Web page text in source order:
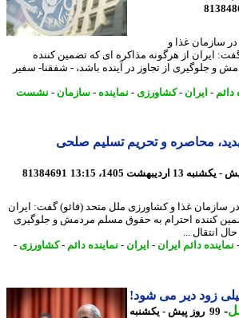
غذا و
از هرگونه مذاکره ای که تضمین کننده
از تجاوز در آینده باشد، - شفقنا- سفیر
- ایران - کشاورزی- نماینده-سازمان -نشست
محاصره و تحریم تسلیم صلحی
81384691
غذا و کشاورزی ملل متحد (فائو) گفت: ایران
کننده احترام به حقوق مسلم مردمش و جلوگیری
...
دائم ایران - ایران - نماینده دائم - کشاورزی-
زود دیر می شود!
99 روز پیش - یکشنبه